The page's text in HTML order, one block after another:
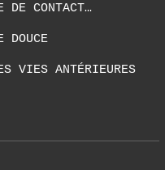
DE CONTACT…
DOUCE
VIES ANTÉRIEURES